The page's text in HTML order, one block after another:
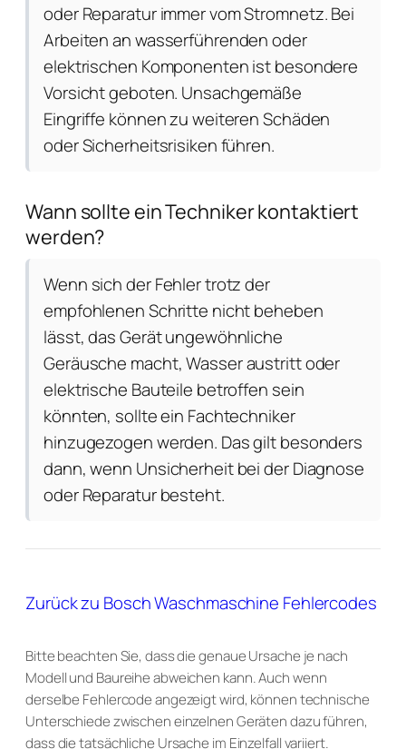
oder Reparatur immer vom Stromnetz. Bei
Arbeiten an wasserführenden oder
elektrischen Komponenten ist besondere
Vorsicht geboten. Unsachgemäße
Eingriffe können zu weiteren Schäden
oder Sicherheitsrisiken führen.
Wann sollte ein Techniker kontaktiert
werden?
Wenn sich der Fehler trotz der
empfohlenen Schritte nicht beheben
lässt, das Gerät ungewöhnliche
Geräusche macht, Wasser austritt oder
elektrische Bauteile betroffen sein
könnten, sollte ein Fachtechniker
hinzugezogen werden. Das gilt besonders
dann, wenn Unsicherheit bei der Diagnose
oder Reparatur besteht.
Zurück zu Bosch Waschmaschine Fehlercodes
Bitte beachten Sie, dass die genaue Ursache je nach
Modell und Baureihe abweichen kann. Auch wenn
derselbe Fehlercode angezeigt wird, können technische
Unterschiede zwischen einzelnen Geräten dazu führen,
dass die tatsächliche Ursache im Einzelfall variiert.